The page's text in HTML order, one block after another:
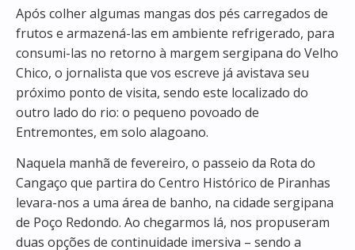
Após colher algumas mangas dos pés carregados de
frutos e armazená-las em ambiente refrigerado, para
consumi-las no retorno à margem sergipana do Velho
Chico, o jornalista que vos escreve já avistava seu
próximo ponto de visita, sendo este localizado do
outro lado do rio: o pequeno povoado de
Entremontes, em solo alagoano.
Naquela manhã de fevereiro, o passeio da Rota do
Cangaço que partira do Centro Histórico de Piranhas
levara-nos a uma área de banho, na cidade sergipana
de Poço Redondo. Ao chegarmos lá, nos propuseram
duas opções de continuidade imersiva – sendo a